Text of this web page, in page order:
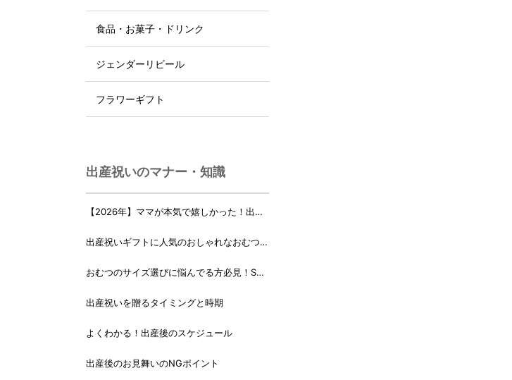
食品・お菓子・ドリンク
ジェンダーリビール
フラワーギフト
出産祝いのマナー・知識
【2026年】ママが本気で嬉しかった！出産
出産祝いギフトに人気のおしゃれなおむつケ
おむつのサイズ選びに悩んでる方必見！Sサ
出産祝いを贈るタイミングと時期
よくわかる！出産後のスケジュール
出産後のお見舞いのNGポイント